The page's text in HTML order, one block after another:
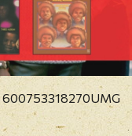
600753318270UMG